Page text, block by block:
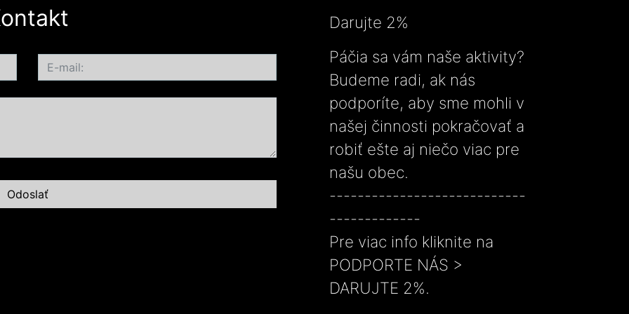
Darujte 2%
Páčia sa vám naše aktivity?
Budeme radi, ak nás
podporíte, aby sme mohli v
našej činnosti pokračovať a
robiť ešte aj niečo viac pre
našu obec.
----------------------------
-------------
Pre viac info kliknite na
PODPORTE NÁS >
DARUJTE 2%.